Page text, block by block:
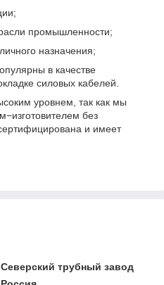
промышленности;
назначения;
в качестве
силовых кабелей.
уровнем, так как мы
без
и имеет
Северский трубный завод